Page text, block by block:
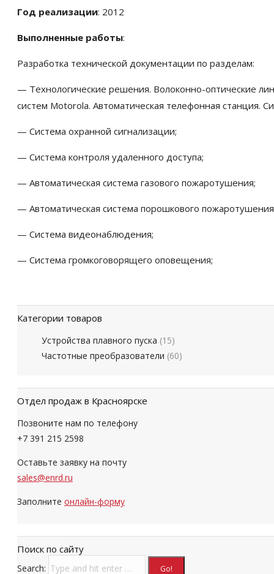
Год реализации: 2012
Выполненные работы:
Разработка технической документации по разделам:
— Технологические решения. Волоконно-оптические
систем Motorola. Автоматическая телефонная станция.
— Система охранной сигнализации;
— Система контроля удаленного доступа;
— Автоматическая система газового пожаротушения;
— Автоматическая система порошкового
— Система видеонаблюдения;
— Система громкоговорящего оповещения;
Категории товаров
Устройства плавного пуска (15)
Частотные преобразователи (60)
Отдел продаж в Красноярске
Позвоните нам по телефону
+7 391 215 2598
Оставьте заявку на почту
sales@enrd.ru
Заполните онлайн-форму
Поиск по сайту
Search: